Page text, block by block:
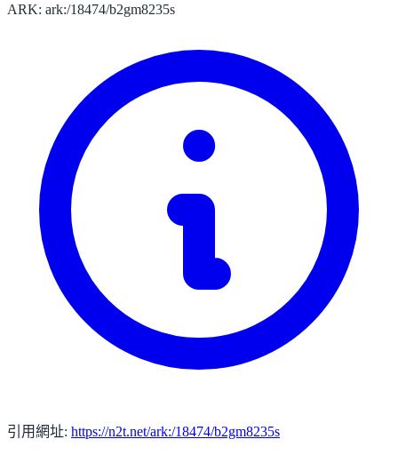
ARK: ark:/18474/b2gm8235s
引用網址: https://n2t.net/ark:/18474/b2gm8235s